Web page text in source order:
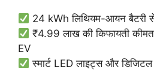
24 kWh लिथियम-आयन बैटरी
₹4.99 लाख की किफायती
EV
स्मार्ट LED लाइट्स और